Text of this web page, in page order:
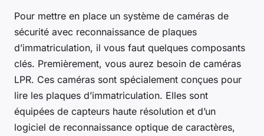
Pour mettre en place un système de caméras de
sécurité avec reconnaissance de plaques
d’immatriculation, il vous faut quelques composants
clés. Premièrement, vous aurez besoin de caméras
LPR. Ces caméras sont spécialement conçues pour
lire les plaques d’immatriculation. Elles sont
équipées de capteurs haute résolution et d’un
logiciel de reconnaissance optique de caractères,